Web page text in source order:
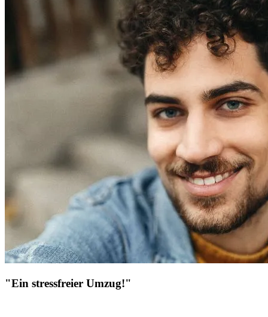
"Ein stressfreier Umzug!"